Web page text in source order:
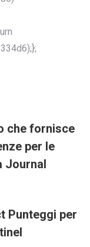
che fornisce
per le
Journal
Punteggi per